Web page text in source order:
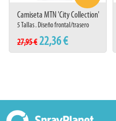
Camiseta MTN 'City Collection'
New York
5 Tallas . Diseño frontal/trasero
27,95 € 22,36 €